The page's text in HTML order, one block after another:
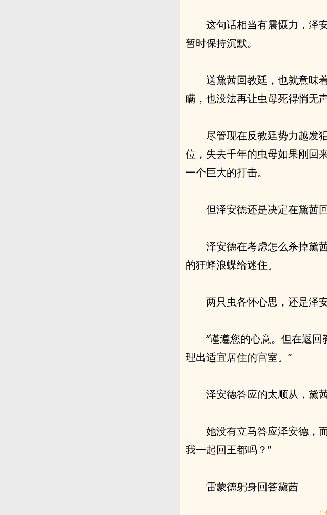
这句话相当有震慑力，泽
暂时保持沉默。
送黛茜回教廷，也就意味
瞒，也没法再让虫母死得悄无声
尽管现在反教廷势力越发
位，失去千年的虫母如果刚回
一个巨大的打击。
但泽安德还是决定在黛茜
泽安德在考虑怎么杀掉黛
的狂蜂浪蝶给迷住。
两只虫各怀心思，还是泽
“谨遵您的心意。但在返
理出适宜居住的宫室。”
泽安德答应的太顺从，黛
她没有立马答应泽安德，
我一起回王都吗？”
雷蒙德躬身回答黛茜